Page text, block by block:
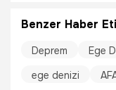
Benzer Haber
Deprem Ege
ege denizi